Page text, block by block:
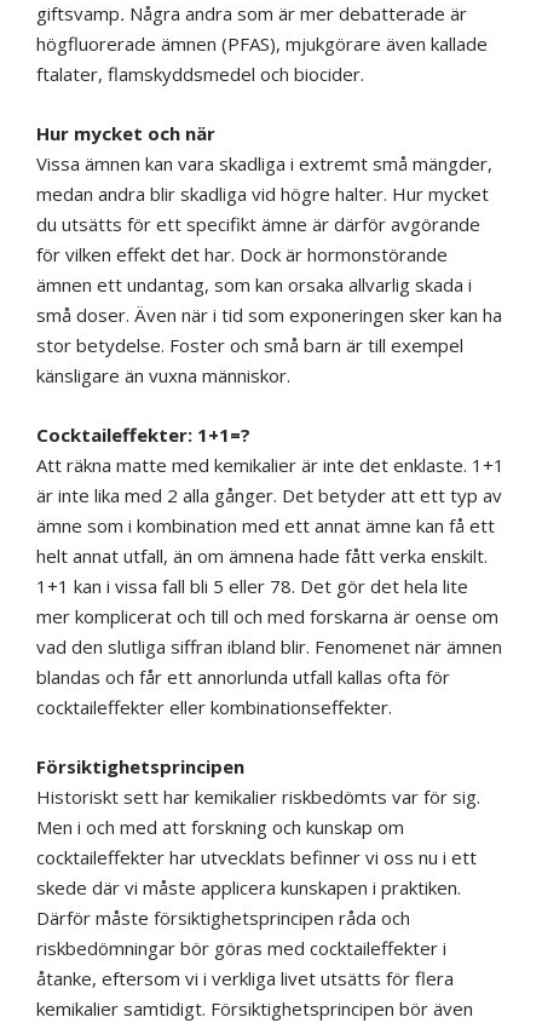
giftsvamp. Några andra som är mer debatterade är
högfluorerade ämnen (PFAS), mjukgörare även kallade
ftalater, flamskyddsmedel och biocider.
Hur mycket och när
Vissa ämnen kan vara skadliga i extremt små mängder,
medan andra blir skadliga vid högre halter. Hur mycket
du utsätts för ett specifikt ämne är därför avgörande
för vilken effekt det har. Dock är hormonstörande
ämnen ett undantag, som kan orsaka allvarlig skada i
små doser. Även när i tid som exponeringen sker kan ha
stor betydelse. Foster och små barn är till exempel
känsligare än vuxna människor.
Cocktaileffekter: 1+1=?
Att räkna matte med kemikalier är inte det enklaste. 1+1
är inte lika med 2 alla gånger. Det betyder att ett typ av
ämne som i kombination med ett annat ämne kan få ett
helt annat utfall, än om ämnena hade fått verka enskilt.
1+1 kan i vissa fall bli 5 eller 78. Det gör det hela lite
mer komplicerat och till och med forskarna är oense om
vad den slutliga siffran ibland blir. Fenomenet när ämnen
blandas och får ett annorlunda utfall kallas ofta för
cocktaileffekter eller kombinationseffekter.
Försiktighetsprincipen
Historiskt sett har kemikalier riskbedömts var för sig.
Men i och med att forskning och kunskap om
cocktaileffekter har utvecklats befinner vi oss nu i ett
skede där vi måste applicera kunskapen i praktiken.
Därför måste försiktighetsprincipen råda och
riskbedömningar bör göras med cocktaileffekter i
åtanke, eftersom vi i verkliga livet utsätts för flera
kemikalier samtidigt. Försiktighetsprincipen bör även